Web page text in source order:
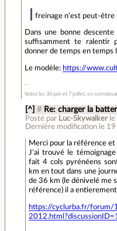
freinage n'est peut-être
Dans une bonne
suffisamment te ralentir
donner de temps en temps
Le modèle: https://
Votez les 30 juin et 7 juillet, en
[^] # Re: charger la
Posté par Luc-Skywalker
Dernière modification le
Merci pour la référence et
J'ai trouvé le
fait 4 cols pyrénéens
km en tout dans une
de 36 km (le dénivelé me
référence) il a
https://cyclurba.fr/